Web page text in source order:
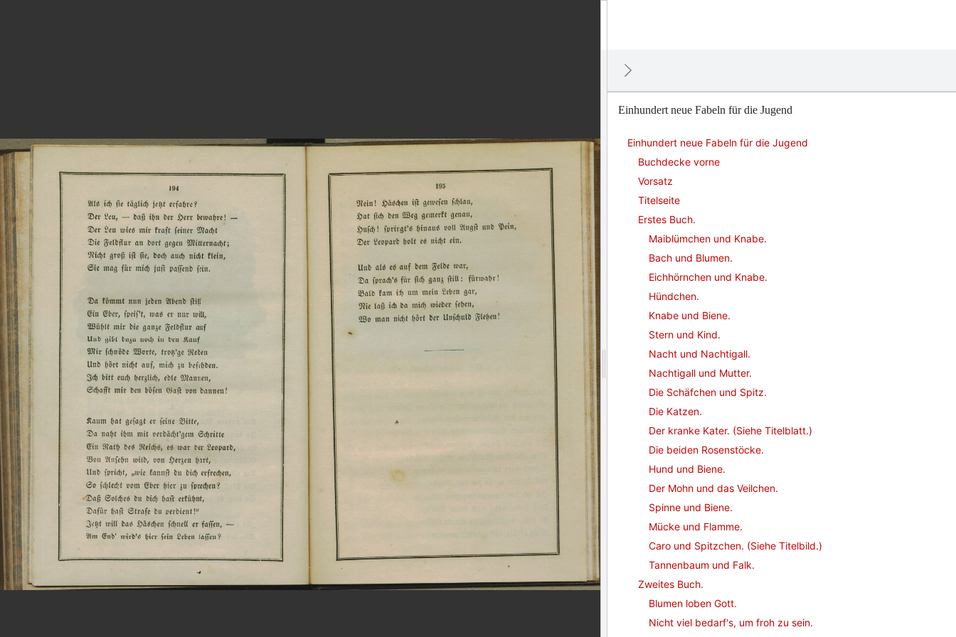
Einhundert neue Fabeln für die Jugend
Einhundert neue Fabeln für die Jugend
Buchdecke vorne
Vorsatz
Titelseite
Erstes Buch.
Maiblümchen und Knabe.
Bach und Blumen.
Eichhörnchen und Knabe.
Hündchen.
Knabe und Biene.
Stern und Kind.
Nacht und Nachtigall.
Nachtigall und Mutter.
Die Schäfchen und Spitz.
Die Katzen.
Der kranke Kater. (Siehe Titelblatt.)
Die beiden Rosenstöcke.
Hund und Biene.
Der Mohn und das Veilchen.
Spinne und Biene.
Mücke und Flamme.
Caro und Spitzchen. (Siehe Titelbild.)
Tannenbaum und Falk.
Zweites Buch.
Blumen loben Gott.
Nicht viel bedarf's, um froh zu sein.